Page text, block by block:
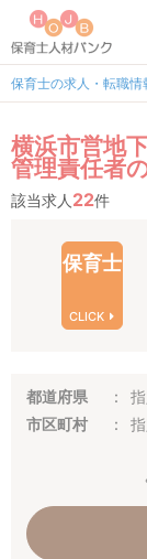
保育士の求人・転職情
横浜市営地
管理責任者
該当求人 22件
保育士
CLICK
都道府県
市区町村